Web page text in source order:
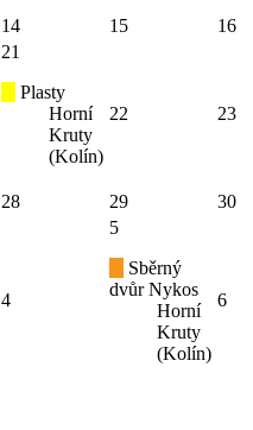
14 15
16
21
Plasty
Horní
Kruty
(Kolín)
22 23
28 29 30
4
5
Sběrný
dvůr Nykos
Horní
Kruty
(Kolín)
6